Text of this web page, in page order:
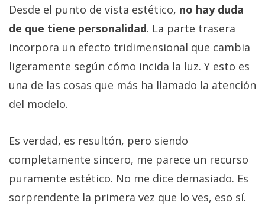
Desde el punto de vista estético, no hay duda
de que tiene personalidad. La parte trasera
incorpora un efecto tridimensional que cambia
ligeramente según cómo incida la luz. Y esto es
una de las cosas que más ha llamado la atención
del modelo.
Es verdad, es resultón, pero siendo
completamente sincero, me parece un recurso
puramente estético. No me dice demasiado. Es
sorprendente la primera vez que lo ves, eso sí.